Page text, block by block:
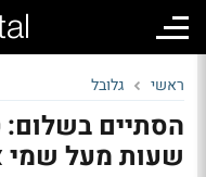
ראשי גלובל
שעות מעל שמי